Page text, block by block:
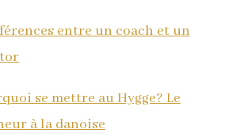
entre un coach et un
se mettre au Hygge? Le
à la danoise